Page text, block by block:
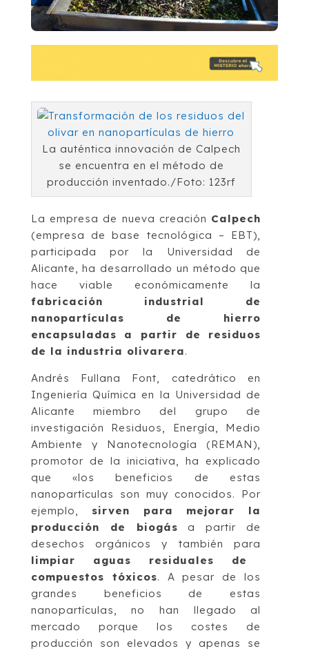
La auténtica innovación de Calpech
se encuentra en el método de
producción inventado./Foto: 123rf
La empresa de nueva creación Calpech
(empresa de base tecnológica – EBT),
participada por la Universidad de
Alicante, ha desarrollado un método que
hace viable económicamente la
fabricación industrial de
nanopartículas de hierro
encapsuladas a partir de residuos
de la industria olivarera.
Andrés Fullana Font, catedrático en
Ingeniería Química en la Universidad de
Alicante miembro del grupo de
investigación Residuos, Energía, Medio
Ambiente y Nanotecnología (REMAN),
promotor de la iniciativa, ha explicado
que «los beneficios de estas
nanopartículas son muy conocidos. Por
ejemplo, sirven para mejorar la
producción de biogás a partir de
desechos orgánicos y también para
limpiar aguas residuales de
compuestos tóxicos. A pesar de los
grandes beneficios de estas
nanopartículas, no han llegado al
mercado porque los costes de
producción son elevados y apenas se